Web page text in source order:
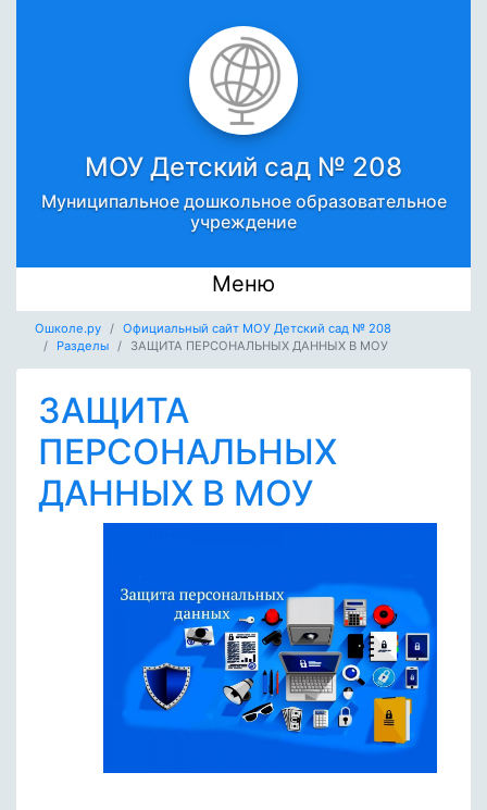
МОУ Детский сад № 208
Муниципальное дошкольное образовательное
учреждение
Меню
Ошколе.ру
Официальный сайт МОУ Детский сад № 208
Разделы
ЗАЩИТА ПЕРСОНАЛЬНЫХ ДАННЫХ В МОУ
ЗАЩИТА
ПЕРСОНАЛЬНЫХ
ДАННЫХ В МОУ